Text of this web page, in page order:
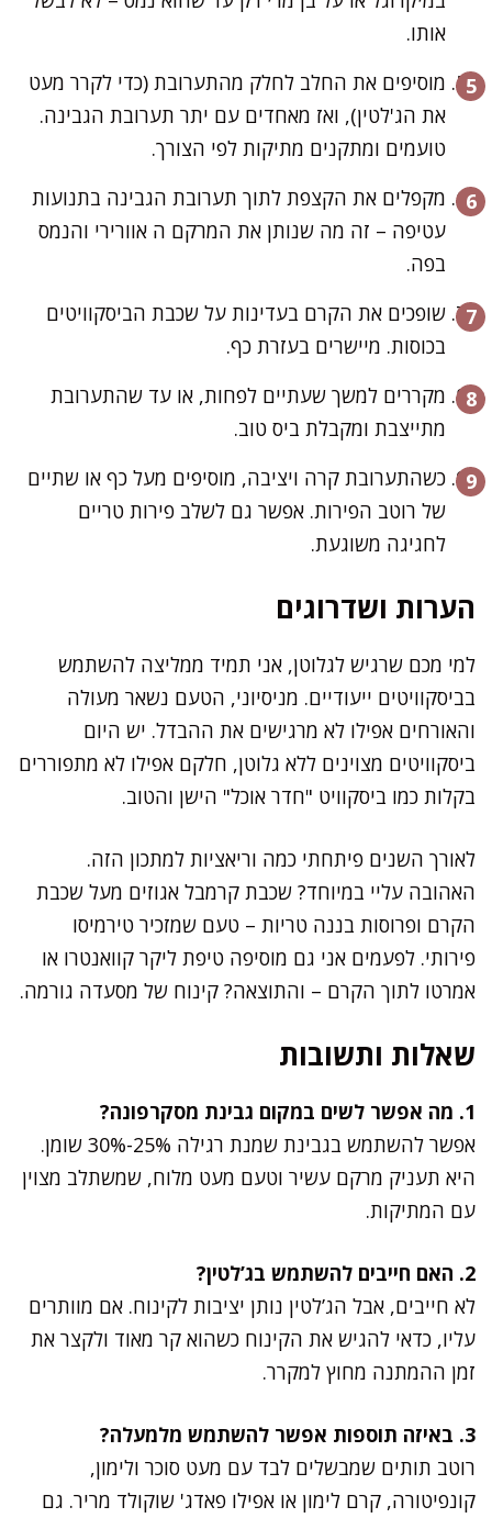
אותו.
מוסיפים את החלב לחלק מהתערובת (כדי לקרר מעט
את הג'לטין), ואז מאחדים עם יתר תערובת הגבינה.
טועמים ומתקנים מתיקות לפי הצורך.
מקפלים את הקצפת לתוך תערובת הגבינה בתנועות
עטיפה – זה מה שנותן את המרקם ה אוורירי והנמס
בפה.
שופכים את הקרם בעדינות על שכבת הביסקוויטים
בכוסות. מיישרים בעזרת כף.
מקררים למשך שעתיים לפחות, או עד שהתערובת
מתייצבת ומקבלת ביס טוב.
כשהתערובת קרה ויציבה, מוסיפים מעל כף או שתיים
של רוטב הפירות. אפשר גם לשלב פירות טריים
לחגיגה משוגעת.
הערות ושדרוגים
למי מכם שרגיש לגלוטן, אני תמיד ממליצה להשתמש
בביסקוויטים ייעודיים. מניסיוני, הטעם נשאר מעולה
והאורחים אפילו לא מרגישים את ההבדל. יש היום
ביסקוויטים מצוינים ללא גלוטן, חלקם אפילו לא מתפוררים
בקלות כמו ביסקוויט "חדר אוכל" הישן והטוב.
לאורך השנים פיתחתי כמה וריאציות למתכון הזה.
האהובה עליי במיוחד? שכבת קרמבל אגוזים מעל שכבת
הקרם ופרוסות בננה טריות – טעם שמזכיר טירמיסו
פירותי. לפעמים אני גם מוסיפה טיפת ליקר קוואנטרו או
אמרטו לתוך הקרם – והתוצאה? קינוח של מסעדה גורמה.
שאלות ותשובות
1. מה אפשר לשים במקום גבינת מסקרפונה?
אפשר להשתמש בגבינת שמנת רגילה 25%-30% שומן.
היא תעניק מרקם עשיר וטעם מעט מלוח, שמשתלב מצוין
עם המתיקות.
2. האם חייבים להשתמש בג’לטין?
לא חייבים, אבל הג’לטין נותן יציבות לקינוח. אם מוותרים
עליו, כדאי להגיש את הקינוח כשהוא קר מאוד ולקצר את
זמן ההמתנה מחוץ למקרר.
3. באיזה תוספות אפשר להשתמש מלמעלה?
רוטב תותים שמבשלים לבד עם מעט סוכר ולימון,
קונפיטורה, קרם לימון או אפילו פאדג' שוקולד מריר. גם